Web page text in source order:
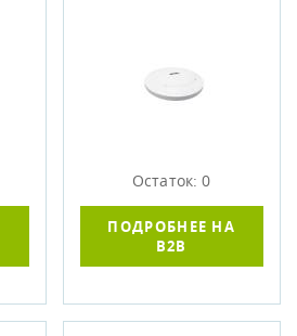
Остаток: 0
ПОДРОБНЕЕ НА
B2B